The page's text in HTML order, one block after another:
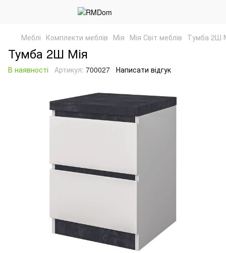
Меблі Комплекти меблів Мія Мія Світ меблів Тумба 2Ш
Тумба 2Ш Мія
В наявності Артикул: 700027 Написати відгук